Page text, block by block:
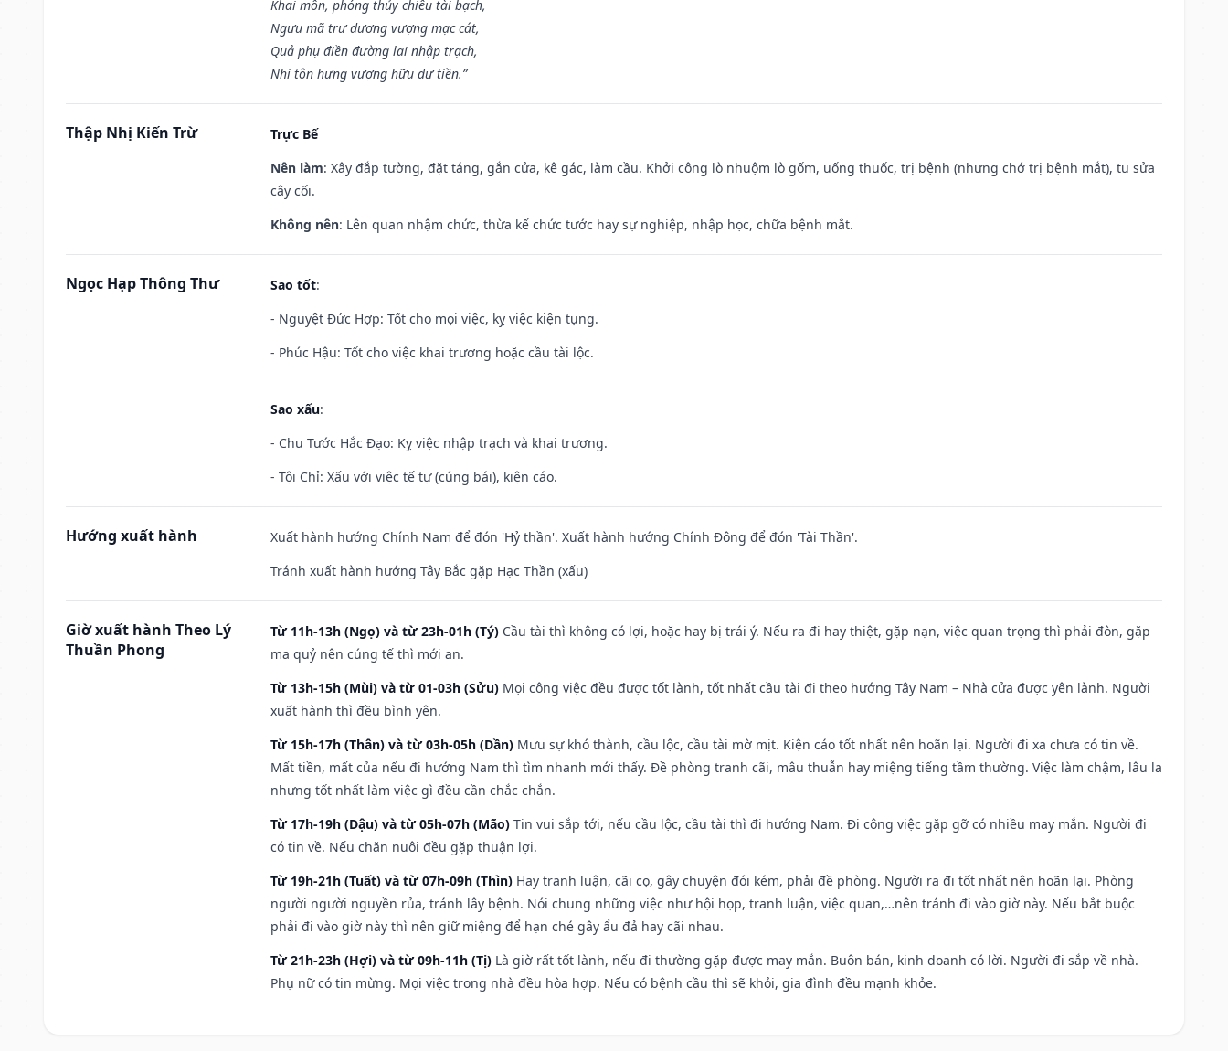
Khai môn, phóng thủy chiêu tài bạch,
Ngưu mã trư dương vượng mạc cát,
Quả phụ điền đường lai nhập trạch,
Nhi tôn hưng vượng hữu dư tiền.”
Thập Nhị Kiến Trừ
Trực Bế
Nên làm: Xây đắp tường, đặt táng, gắn cửa, kê gác, làm cầu. Khởi công lò nhuộm lò gốm, uống thuốc, trị bệnh (nhưng chớ trị bệnh mắt), tu sửa
cây cối.
Không nên: Lên quan nhậm chức, thừa kế chức tước hay sự nghiệp, nhập học, chữa bệnh mắt.
Ngọc Hạp Thông Thư Sao tốt:
- Nguyệt Đức Hợp: Tốt cho mọi việc, kỵ việc kiện tụng.
- Phúc Hậu: Tốt cho việc khai trương hoặc cầu tài lộc.
Sao xấu:
- Chu Tước Hắc Đạo: Kỵ việc nhập trạch và khai trương.
- Tội Chỉ: Xấu với việc tế tự (cúng bái), kiện cáo.
Hướng xuất hành
Xuất hành hướng Chính Nam để đón 'Hỷ thần'. Xuất hành hướng Chính Đông để đón 'Tài Thần'.
Tránh xuất hành hướng Tây Bắc gặp Hạc Thần (xấu)
Giờ xuất hành Theo Lý
Thuần Phong
Từ 11h-13h (Ngọ) và từ 23h-01h (Tý) Cầu tài thì không có lợi, hoặc hay bị trái ý. Nếu ra đi hay thiệt, gặp nạn, việc quan trọng thì phải đòn, gặp
ma quỷ nên cúng tế thì mới an.
Từ 13h-15h (Mùi) và từ 01-03h (Sửu) Mọi công việc đều được tốt lành, tốt nhất cầu tài đi theo hướng Tây Nam – Nhà cửa được yên lành. Người
xuất hành thì đều bình yên.
Từ 15h-17h (Thân) và từ 03h-05h (Dần) Mưu sự khó thành, cầu lộc, cầu tài mờ mịt. Kiện cáo tốt nhất nên hoãn lại. Người đi xa chưa có tin về.
Mất tiền, mất của nếu đi hướng Nam thì tìm nhanh mới thấy. Đề phòng tranh cãi, mâu thuẫn hay miệng tiếng tầm thường. Việc làm chậm, lâu la
nhưng tốt nhất làm việc gì đều cần chắc chắn.
Từ 17h-19h (Dậu) và từ 05h-07h (Mão) Tin vui sắp tới, nếu cầu lộc, cầu tài thì đi hướng Nam. Đi công việc gặp gỡ có nhiều may mắn. Người đi
có tin về. Nếu chăn nuôi đều gặp thuận lợi.
Từ 19h-21h (Tuất) và từ 07h-09h (Thìn) Hay tranh luận, cãi cọ, gây chuyện đói kém, phải đề phòng. Người ra đi tốt nhất nên hoãn lại. Phòng
người người nguyền rủa, tránh lây bệnh. Nói chung những việc như hội họp, tranh luận, việc quan,…nên tránh đi vào giờ này. Nếu bắt buộc
phải đi vào giờ này thì nên giữ miệng để hạn ché gây ẩu đả hay cãi nhau.
Từ 21h-23h (Hợi) và từ 09h-11h (Tị) Là giờ rất tốt lành, nếu đi thường gặp được may mắn. Buôn bán, kinh doanh có lời. Người đi sắp về nhà.
Phụ nữ có tin mừng. Mọi việc trong nhà đều hòa hợp. Nếu có bệnh cầu thì sẽ khỏi, gia đình đều mạnh khỏe.